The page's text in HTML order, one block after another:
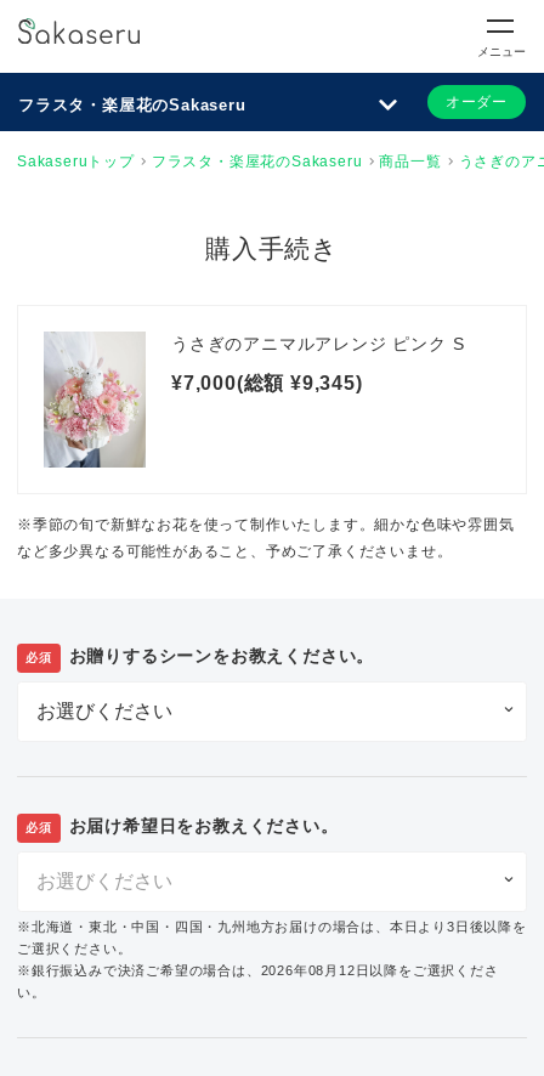
メニュー
フラスタ・楽屋花のSakaseru オーダー
Sakaseruトップ フラスタ・楽屋花のSakaseru 商品一覧 うさぎのア
購入手続き
うさぎのアニマルアレンジ ピンク S
¥7,000(総額 ¥9,345)
※季節の旬で新鮮なお花を使って制作いたします。細かな色味や雰囲気
など多少異なる可能性があること、予めご了承くださいませ。
必須 お贈りするシーンをお教えください。
必須 お届け希望日をお教えください。
※北海道・東北・中国・四国・九州地方お届けの場合は、本日より3日後以降を
ご選択ください。
※銀行振込みで決済ご希望の場合は、2026年08月12日以降をご選択くださ
い。